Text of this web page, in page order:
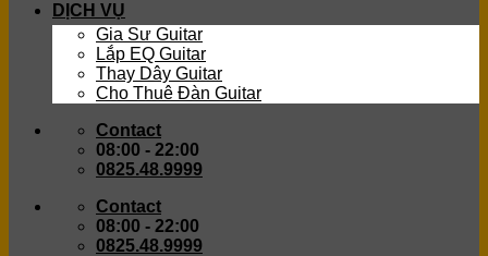
DỊCH VỤ
Gia Sư Guitar
Lắp EQ Guitar
Thay Dây Guitar
Cho Thuê Đàn Guitar
Contact
08:00 - 22:00
0825.48.9999
Contact
08:00 - 22:00
0825.48.9999